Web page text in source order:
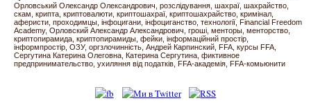
Орловський Олександр Олександрович
розслідування шахраї шахрайство
скам
крипта криптовалюти криптошахраї криптошахрайство кримінал
аферисти проходимцы інфоцигани інфоциганство технології Financial Freedom
Academy Орловский Александр Александрович гроші менторы менторство
криптопирамида криптопирамиды фейки інформаційний простір
інформпростір ОЗУ оргзлочинність Андрей Карпинский FFA курсы FFA
Сергутина Катерина Олеговна Катерина Сергутина фиктивное
предпринимательство ухиляння від податків FFA-академія FFA-комьюнити